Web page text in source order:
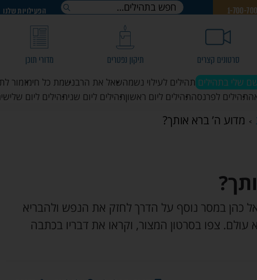
הפעילויות שלנו
סרטונים קצרים תיקון נפטרים מדורי תוכן
שלי בתהילים תהילים לעילוי נשמהשאל את הרבנשמת כל חימזמור
תהילים לפרנסהתהילים ליום ראשוןתהילים ליום שניתהילים ליום שלישי
מדוע ה’ ברא אותך?
כהן במסר נוסף על הדרך לחזק את הנפש ולהבריא
צפו בסרטון המצור, וקראו את דבריו בכתבה